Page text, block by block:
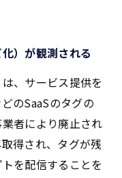
）が観測される
、サービス提供を
のSaaSのタグの
者により廃止され
得され、タグが残
を配信することを